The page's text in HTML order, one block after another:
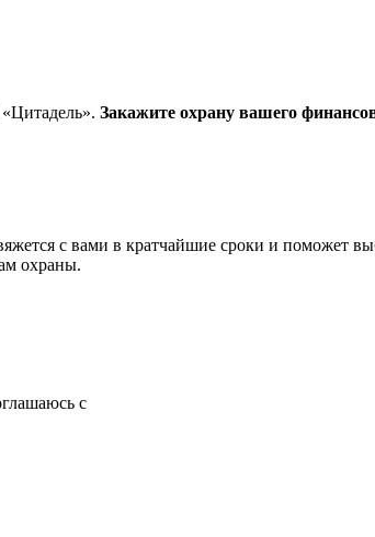
Закажите охрану вашего
с вами в кратчайшие сроки и поможет
охраны.
с